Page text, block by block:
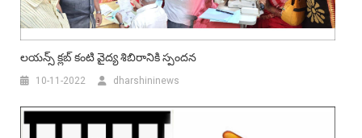
లయన్స్ క్లబ్ కంటి వైద్య శిబిరానికి స్పందన
10-11-2022 dharshininews